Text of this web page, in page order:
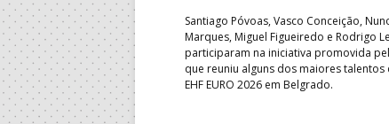
18 regressou às vitórias no
ao superar a Suécia por 32-
uma vaga para o
do Mundo.
Santiago Póvoas, Vasco Conceição,
Marques, Miguel Figueiredo e Rodrigo
participaram na iniciativa promovida
que reuniu alguns dos maiores talentos
EHF EURO 2026 em Belgrado.